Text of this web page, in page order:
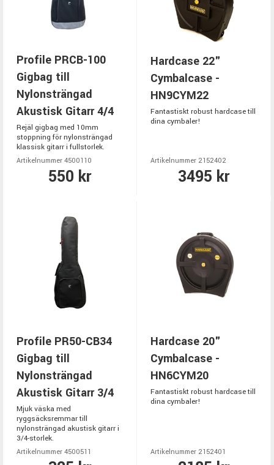
Profile PRCB-100
Gigbag till
Nylonsträngad
Akustisk Gitarr 4/4
Rejäl gigbag med 10mm
stoppning för nylonsträngad
klassisk gitarr i fullstorlek.
Artikelnummer 4500110
550 kr
Hardcase 22"
Cymbalcase -
HN9CYM22
Fantastiskt robust hardcase till
dina cymbaler!
Artikelnummer 2152402
3495 kr
Profile PR50-CB34
Gigbag till
Nylonsträngad
Akustisk Gitarr 3/4
Mjuk väska med
ryggsäcksremmar till
nylonsträngad akustisk gitarr i
3/4-storlek.
Artikelnummer 4500511
Hardcase 20"
Cymbalcase -
HN6CYM20
Fantastiskt robust hardcase till
dina cymbaler!
Artikelnummer 2152401